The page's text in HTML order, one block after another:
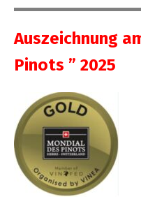
Aus­zeich­nung
Pinots ” 2025